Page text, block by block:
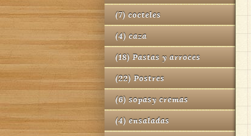
(7) cocteles
(4) caza
(18) Pastas y arroces
(22) Postres
(6) sopasy cremas
(4) ensaladas